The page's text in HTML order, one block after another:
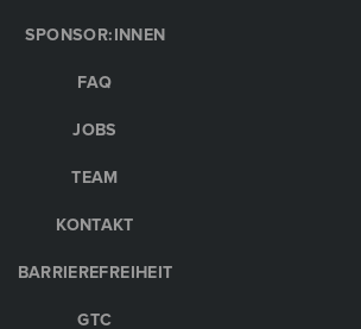
SPONSOR:INNEN
FAQ
JOBS
TEAM
KONTAKT
BARRIEREFREIHEIT
GTC